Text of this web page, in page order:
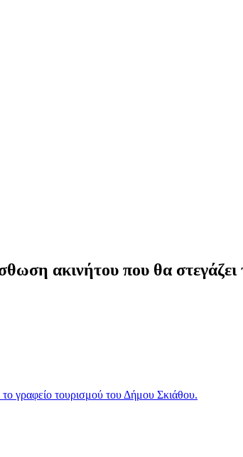
ακινήτου που θα
γραφείο τουρισμού του Δήμου Σκιάθου.